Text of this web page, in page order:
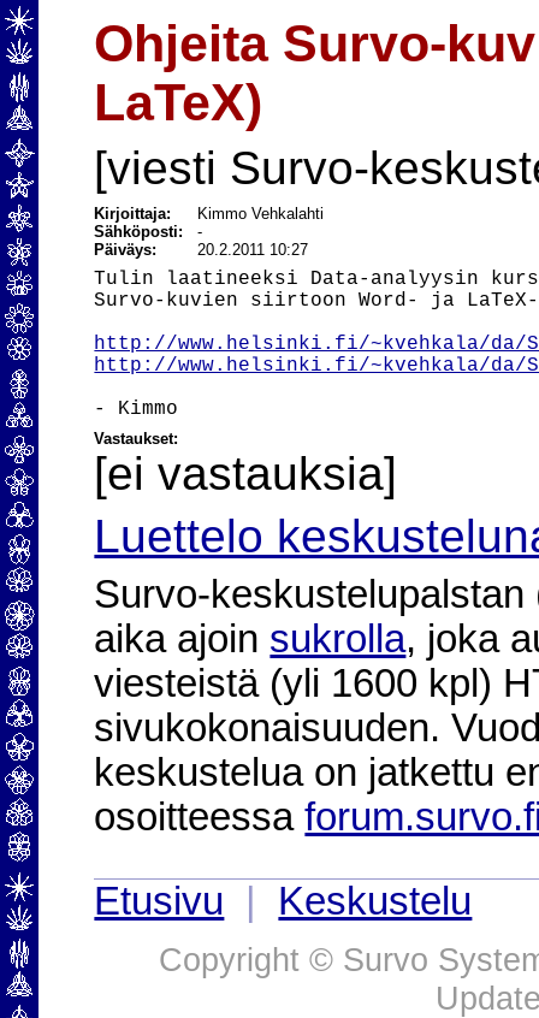
Ohjeita Survo-
LaTeX)
[viesti Survo-
Kirjoittaja:
Kimmo Vehkalahti
Sähköposti:-
Päiväys:
20.2.2011 10:27
Tulin laatineeksi Data-analyysin
Survo-kuvien siirtoon Word- ja
http://www.helsinki.fi/~kvehkala/da/
http://www.helsinki.fi/~kvehkala/da/
Vastaukset:
[ei vastauksia]
Luettelo
Survo-
aika ajoin sukrolla, joka
viesteistä (yli 1600 kpl)
sivukokonaisuuden.
keskustelua on jatkettu
osoitteessa
Etusivu
Keskustelu
Copyright © Survo